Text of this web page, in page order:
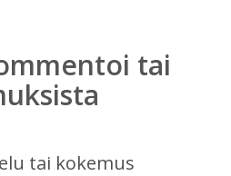
tai
tai kokemus